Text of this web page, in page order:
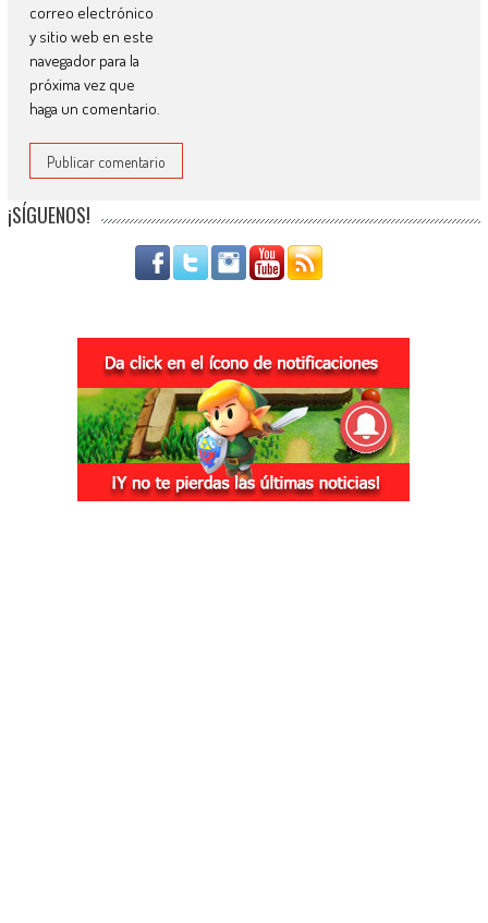
correo electrónico
y sitio web en este
navegador para la
próxima vez que
haga un comentario.
¡SÍGUENOS!